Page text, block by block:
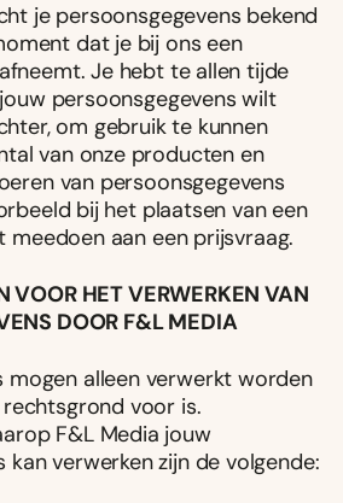
je persoonsgegevens bekend
dat je bij ons een
Je hebt te allen tijde
persoonsgegevens wilt
om gebruik te kunnen
van onze producten en
van persoonsgegevens
bij het plaatsen van een
meedoen aan een prijsvraag.
VOOR HET VERWERKEN VAN
DOOR F&L MEDIA
mogen alleen verwerkt worden
voor is.
F&L Media jouw
kan verwerken zijn de volgende: